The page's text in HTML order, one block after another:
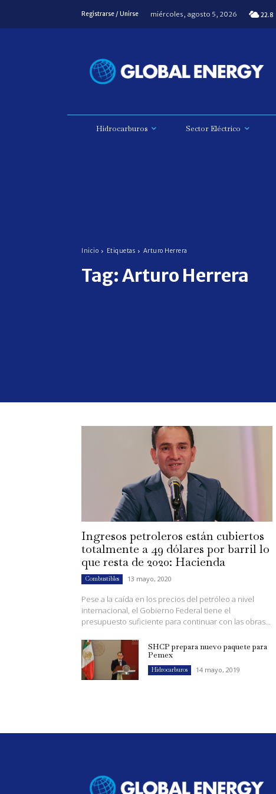
Registrarse / Unirse miércoles, agosto 5, 2026 22.8
Hidrocarburos Sector Eléctrico
Inicio Etiquetas Arturo Herrera
Tag:Arturo Herrera
Ingresos petroleros están cubiertos
totalmente a 49 dólares por barril lo
que resta de 2020: Hacienda
Combustibles 13 mayo, 2020
Pese a la caída en los precios del petróleo a nivel
internacional, el Gobierno Federal tiene el
presupuesto suficiente para continuar con las obras...
SHCP prepara nuevo paquete para
Pemex
Hidrocarburos 14 mayo, 2019